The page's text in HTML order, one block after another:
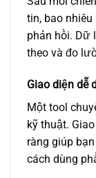
tin, bao
phản hồi. Dữ
theo và đo
Giao diện dễ
Một tool
kỹ thuật.
ràng giúp
cách dùng